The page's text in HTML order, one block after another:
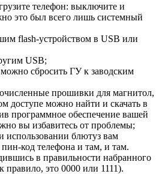
телефон: выключите и
это был всего лишь системный
flash-устройством в USB или
USB;
сбросить ГУ к заводским
прошивки для магнитол,
доступе можно найти и скачать в
программное обеспечение вашей
вы избавитесь от проблемы;
использовании блютуз вам
пин-код телефона и там, и там.
в правильности набранного
правило, это 0000 или 1111).